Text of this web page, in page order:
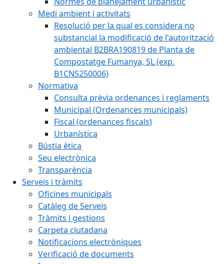
Medi ambient i activitats
Resolució per la qual es considera no
substancial la modificació de l'autorització
ambiental B2BRA190819 de Planta de
Compostatge Fumanya, SL (exp.
B1CNS250006)
Normativa
Consulta prèvia ordenances i reglaments
Municipal (Ordenances municipals)
Fiscal (ordenances fiscals)
Urbanística
Bústia ètica
Seu electrònica
Transparència
Serveis i tràmits
Oficines municipals
Catàleg de Serveis
Tràmits i gestions
Carpeta ciutadana
Notificacions electròniques
Verificació de documents